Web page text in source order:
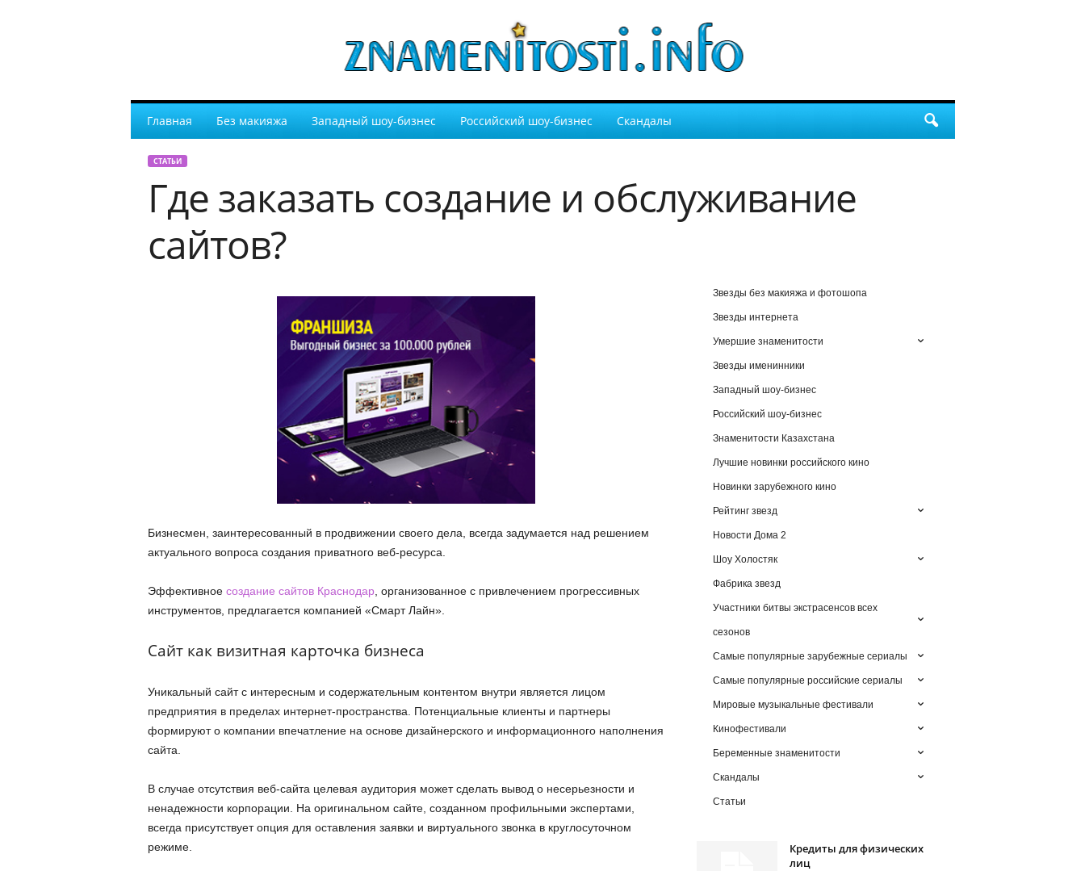
Главная Без макияжа Западный шоу-бизнес Российский шоу-бизнес Скандалы
СТАТЬИ
Где заказать создание и обслуживание
сайтов?
Бизнесмен, заинтересованный в продвижении своего дела, всегда задумается над решением
актуального вопроса создания приватного веб-ресурса.
Эффективное создание сайтов Краснодар, организованное с привлечением прогрессивных
инструментов, предлагается компанией «Смарт Лайн».
Сайт как визитная карточка бизнеса
Уникальный сайт с интересным и содержательным контентом внутри является лицом
предприятия в пределах интернет-пространства. Потенциальные клиенты и партнеры
формируют о компании впечатление на основе дизайнерского и информационного наполнения
сайта.
В случае отсутствия веб-сайта целевая аудитория может сделать вывод о несерьезности и
ненадежности корпорации. На оригинальном сайте, созданном профильными экспертами,
всегда присутствует опция для оставления заявки и виртуального звонка в круглосуточном
режиме.
Звезды без макияжа и фотошопа
Звезды интернета
Умершие знаменитости
Звезды именинники
Западный шоу-бизнес
Российский шоу-бизнес
Знаменитости Казахстана
Лучшие новинки российского кино
Новинки зарубежного кино
Рейтинг звезд
Новости Дома 2
Шоу Холостяк
Фабрика звезд
Участники битвы экстрасенсов всех
сезонов
Самые популярные зарубежные сериалы
Самые популярные российские сериалы
Мировые музыкальные фестивали
Кинофестивали
Беременные знаменитости
Скандалы
Статьи
Кредиты для физических
лиц